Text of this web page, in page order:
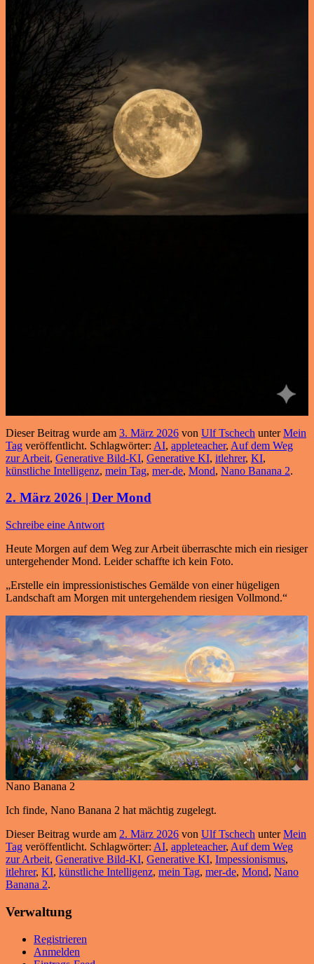
Dieser Beitrag wurde am 3. März 2026 von Ulf Tschech unterMein
Tag veröffentlicht. Schlagwörter: AI, appleteacher, Auf dem Weg
zur Arbeit, Generative Bild-KI, Generative KI, itlehrer, KI,
künstliche Intelligenz, mein Tag, mer-de, Mond, Nano Banana 2.
2. März 2026 | Der Mond
Schreibe eine Antwort
Heute Morgen auf dem Weg zur Arbeit überraschte mich ein riesiger
untergehender Mond. Leider schaffte ich kein Foto.
„Erstelle ein impressionistisches Gemälde von einer hügeligen
Landschaft am Morgen mit untergehendem riesigen Vollmond.“
Nano Banana 2
Ich finde, Nano Banana 2 hat mächtig zugelegt.
Dieser Beitrag wurde am 2. März 2026 von Ulf Tschech unterMein
Tag veröffentlicht. Schlagwörter: AI, appleteacher, Auf dem Weg
zur Arbeit, Generative Bild-KI, Generative KI, Impessionismus,
itlehrer, KI, künstliche Intelligenz, mein Tag, mer-de, Mond, Nano
Banana 2.
Verwaltung
Registrieren
Anmelden